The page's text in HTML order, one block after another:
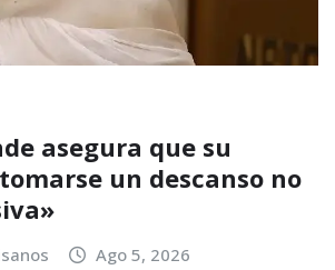
asegura que su
un descanso no
Ago 5, 2026